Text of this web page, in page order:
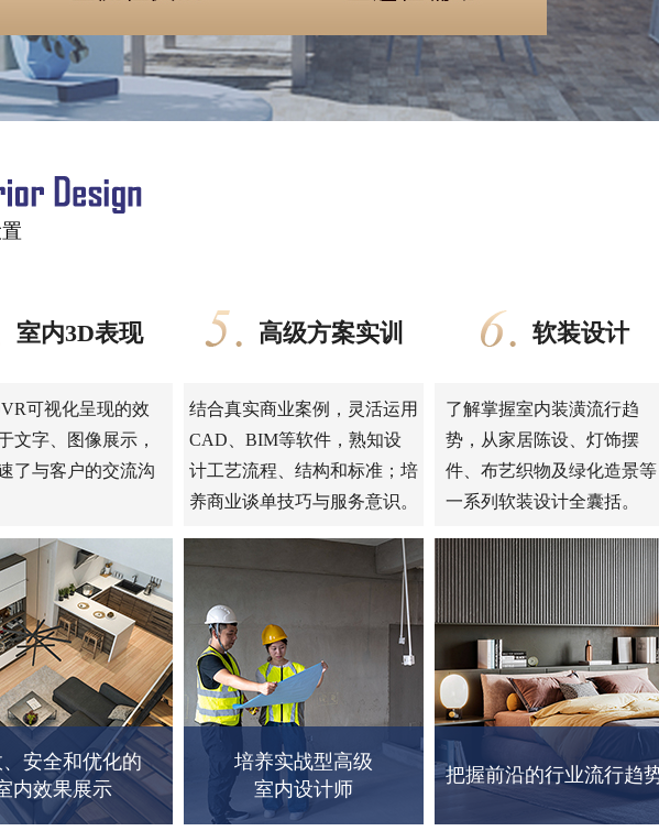
室内3D表现
可视化呈现的效
文字、图像展示，
了与客户的交流沟
安全和优化的
内效果展示
高级方案实训
结合真实商业案例，灵活运用
CAD、BIM等软件，熟知设
计工艺流程、结构和标准；培
养商业谈单技巧与服务意识。
培养实战型高级
室内设计师
软装设计
了解掌握室内装潢流行趋
势，从家居陈设、灯饰摆
件、布艺织物及绿化造景等
一系列软装设计全囊括。
把握前沿的行业流行趋